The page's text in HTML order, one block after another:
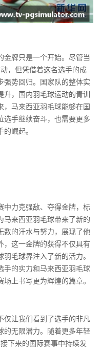
金牌只是一个开始。尽管当
，但凭借着这名选手的成
强势回归。国家队的整体实
升，国内羽毛球运动的青训
，马来西亚羽毛球能够在国
选手继续奋斗，也需要更多
崛起。
中力克强敌、夺得金牌，标
马来西亚羽毛球带来了新的
数的汗水与努力，展现了他
，这一金牌的获得不仅具有
毛球界注入了新的活力。
手的实力和马来西亚羽毛球
上书写更为辉煌的篇章。
仅让我们看到了选手的非凡
的无限潜力。随着更多年轻
下来的国际赛事中持续发